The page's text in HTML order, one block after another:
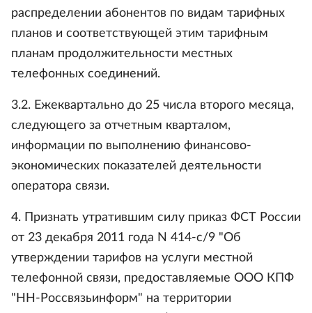
распределении абонентов по видам тарифных
планов и соответствующей этим тарифным
планам продолжительности местных
телефонных соединений.
3.2. Ежеквартально до 25 числа второго месяца,
следующего за отчетным кварталом,
информации по выполнению финансово-
экономических показателей деятельности
оператора связи.
4. Признать утратившим силу приказ ФСТ России
от 23 декабря 2011 года N 414-с/9 "Об
утверждении тарифов на услуги местной
телефонной связи, предоставляемые ООО КПФ
"НН-Россвязьинформ" на территории